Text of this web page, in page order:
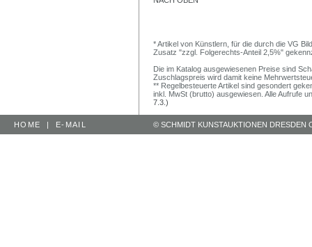
* Artikel von Künstlern, für die durch die VG
Zusatz "zzgl. Folgerechts-Anteil 2,5%"
Die im Katalog ausgewiesenen Preise sind
Zuschlagspreis wird damit keine
** Regelbesteuerte Artikel sind gesondert
inkl. MwSt (brutto) ausgewiesen. Alle Aufrufe
7.3.)
HOME | E-MAIL © SCHMIDT KUNSTAUKTIONEN DRESDEN